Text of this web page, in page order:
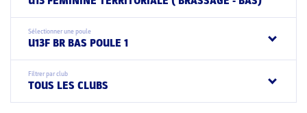
Sélectionner une poule
U13F BR BAS POULE 1
Filtrer par club
TOUS LES CLUBS